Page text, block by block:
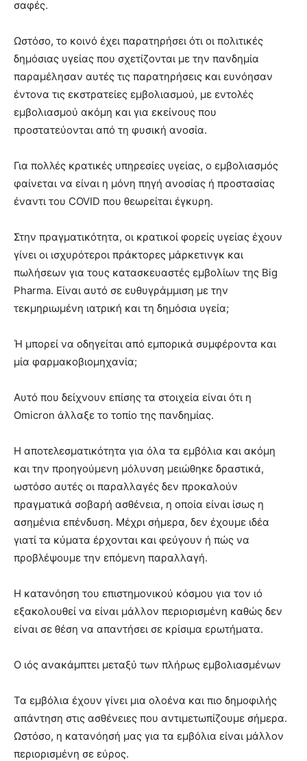
σαφές.
Ωστόσο, το κοινό έχει παρατηρήσει ότι οι πολιτικές
δημόσιας υγείας που σχετίζονται με την πανδημία
παραμέλησαν αυτές τις παρατηρήσεις και ευνόησαν
έντονα τις εκστρατείες εμβολιασμού, με εντολές
εμβολιασμού ακόμη και για εκείνους που
προστατεύονται από τη φυσική ανοσία.
Για πολλές κρατικές υπηρεσίες υγείας, ο εμβολιασμός
φαίνεται να είναι η μόνη πηγή ανοσίας ή προστασίας
έναντι του COVID που θεωρείται έγκυρη.
Στην πραγματικότητα, οι κρατικοί φορείς υγείας έχουν
γίνει οι ισχυρότεροι πράκτορες μάρκετινγκ και
πωλήσεων για τους κατασκευαστές εμβολίων της Big
Pharma. Είναι αυτό σε ευθυγράμμιση με την
τεκμηριωμένη ιατρική και τη δημόσια υγεία;
Ή μπορεί να οδηγείται από εμπορικά συμφέροντα και
μία φαρμακοβιομηχανία;
Αυτό που δείχνουν επίσης τα στοιχεία είναι ότι η
Omicron άλλαξε το τοπίο της πανδημίας.
Η αποτελεσματικότητα για όλα τα εμβόλια και ακόμη
και την προηγούμενη μόλυνση μειώθηκε δραστικά,
ωστόσο αυτές οι παραλλαγές δεν προκαλούν
πραγματικά σοβαρή ασθένεια, η οποία είναι ίσως η
ασημένια επένδυση. Μέχρι σήμερα, δεν έχουμε ιδέα
γιατί τα κύματα έρχονται και φεύγουν ή πώς να
προβλέψουμε την επόμενη παραλλαγή.
Η κατανόηση του επιστημονικού κόσμου για τον ιό
εξακολουθεί να είναι μάλλον περιορισμένη καθώς δεν
είναι σε θέση να απαντήσει σε κρίσιμα ερωτήματα.
Ο ιός ανακάμπτει μεταξύ των πλήρως εμβολιασμένων
Τα εμβόλια έχουν γίνει μια ολοένα και πιο δημοφιλής
απάντηση στις ασθένειες που αντιμετωπίζουμε σήμερα.
Ωστόσο, η κατανόησή μας για τα εμβόλια είναι μάλλον
περιορισμένη σε εύρος.